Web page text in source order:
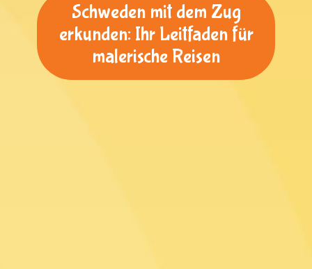
Schweden mit dem Zug
erkunden: Ihr Leitfaden für
malerische Reisen